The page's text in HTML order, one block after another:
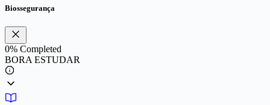
Biossegurança
0% Completed
BORA ESTUDAR